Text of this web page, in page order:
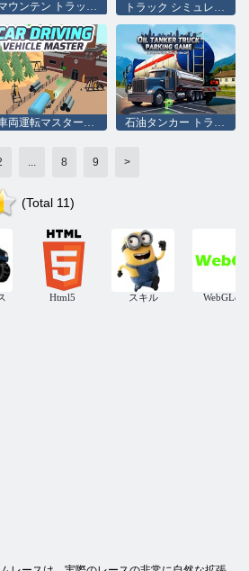
トラック シミュレーター アルティメット 3D
8 9 >
(Total 11)
Html5 スキル WebGLの